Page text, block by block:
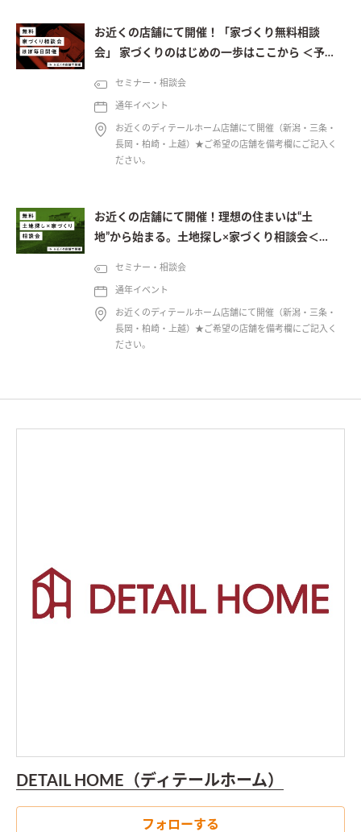
お近くの店舗にて開催！「家づくり無料相談
会」 家づくりのはじめの一歩はここから ＜予約
セミナー・相談会
通年イベント
お近くのディテールホーム店舗にて開催（新潟・三条・
長岡・柏崎・上越）★ご希望の店舗を備考欄にご記入く
ださい。
お近くの店舗にて開催！理想の住まいは“土
地”から始まる。土地探し×家づくり相談会＜予
セミナー・相談会
通年イベント
お近くのディテールホーム店舗にて開催（新潟・三条・
長岡・柏崎・上越）★ご希望の店舗を備考欄にご記入く
ださい。
DETAIL HOME（ディテールホーム）
フォローする